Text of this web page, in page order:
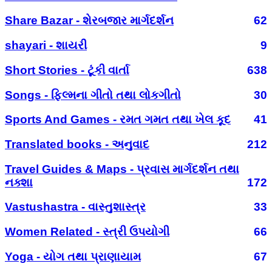
Share Bazar - શેરબજાર માર્ગદર્શન
62
shayari - શાયરી
9
Short Stories - ટૂંકી વાર્તા
638
Songs - ફિલ્મના ગીતો તથા લોકગીતો
30
Sports And Games - રમત ગમત તથા ખેલ કૂદ
41
Translated books - અનુવાદ
212
Travel Guides & Maps - પ્રવાસ માર્ગદર્શન તથા
નક્શા
172
Vastushastra - વાસ્તુશાસ્ત્ર
33
Women Related - સ્ત્રી ઉપયોગી
66
Yoga - યોગ તથા પ્રાણાયામ
67